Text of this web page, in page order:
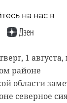
на нас в
1 августа,
районе
области
северное